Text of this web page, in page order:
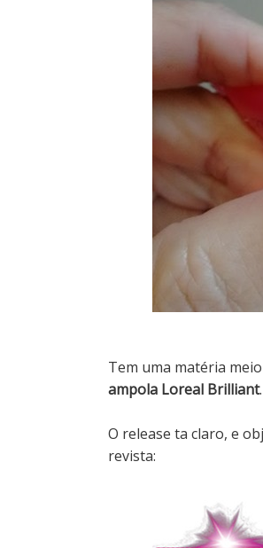
Tem uma matéria
ampola Loreal Brilliant.
O release ta claro, e
revista: